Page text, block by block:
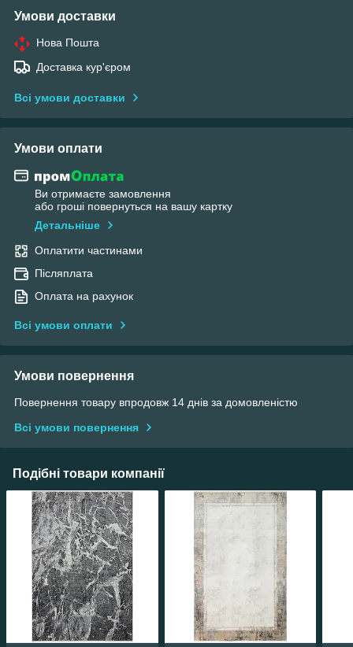
Умови доставки
Нова Пошта
Доставка кур'єром
Всі умови доставки
Умови оплати
Ви отримаєте замовлення
або гроші повернуться на вашу картку
Детальніше
Оплатити частинами
Післяплата
Оплата на рахунок
Всі умови оплати
Умови повернення
Повернення товару впродовж 14 днів за домовленістю
Всі умови повернення
Подібні товари компанії